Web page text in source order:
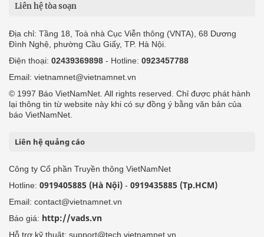
Liên hệ tòa soạn
Địa chỉ: Tầng 18, Toà nhà Cục Viễn thông (VNTA), 68 Dương
Đình Nghệ, phường Cầu Giấy, TP. Hà Nội.
Điện thoại: 02439369898 - Hotline: 0923457788
Email: vietnamnet@vietnamnet.vn
© 1997 Báo VietNamNet. All rights reserved. Chỉ được phát hành
lại thông tin từ website này khi có sự đồng ý bằng văn bản của
báo VietNamNet.
Liên hệ quảng cáo
Công ty Cổ phần Truyền thông VietNamNet
Hotline: 0919405885 (Hà Nội) - 0919435885 (Tp.HCM)
Email: contact@vietnamnet.vn
Báo giá: http://vads.vn
Hỗ trợ kỹ thuật: support@tech.vietnamnet.vn